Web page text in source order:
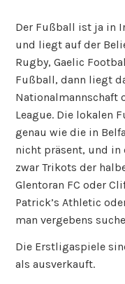
)
Der Fußball ist ja in
und liegt auf der
Rugby, Gaelic
Fußball, dann liegt
Nationalmannschaft
League. Die lokalen
genau wie die in
nicht präsent, und in
zwar Trikots der
Glentoran FC oder
Patrick’s Athletic
man vergebens
Die Erstligaspiele
als ausverkauft.